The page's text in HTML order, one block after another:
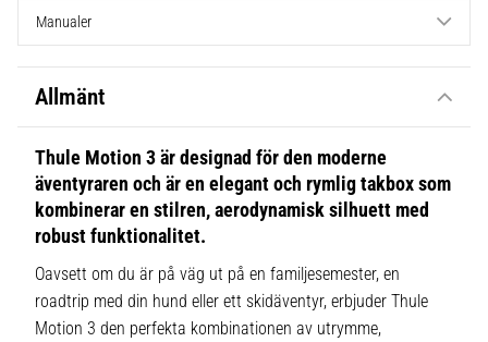
Manualer
Allmänt
Thule Motion 3 är designad för den moderne
äventyraren och är en elegant och rymlig takbox som
kombinerar en stilren, aerodynamisk silhuett med
robust funktionalitet.
Oavsett om du är på väg ut på en familjesemester, en
roadtrip med din hund eller ett skidäventyr, erbjuder Thule
Motion 3 den perfekta kombinationen av utrymme,